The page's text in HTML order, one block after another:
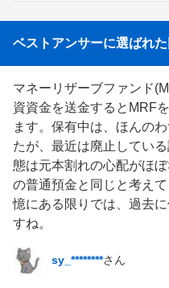
いですね。投資で収益が
ショッピングにも使える
ベストアンサーに選ばれ
マネーリザーブファンド
資資金を送金するとMRF
ます。保有中は、ほんの
たが、最近は廃止してい
態は元本割れの心配がほ
の普通預金と同じと考え
憶にある限りでは、過去
すね。
sy_********さん